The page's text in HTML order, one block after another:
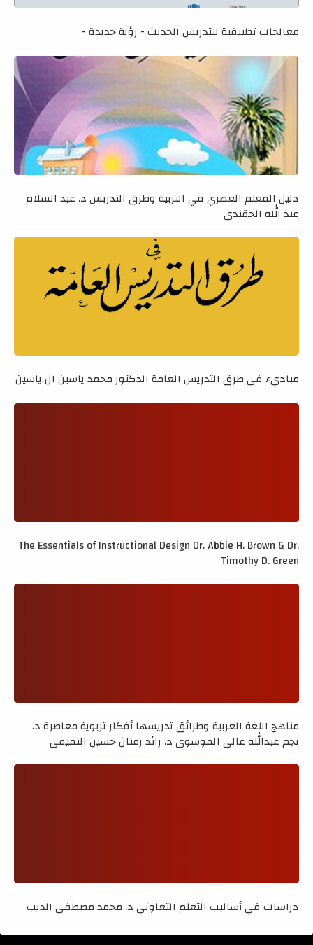
معالجات تطبيقية للتدريس الحديث - رؤية جديدة -
دليل المعلم العصري في التربية وطرق التدريس د. عبد السلام
عبد الله الجقندي
مباديء في طرق التدريس العامة الدكتور محمد ياسين ال ياسين
The Essentials of Instructional Design Dr. Abbie H. Brown & Dr.
Timothy D. Green
مناهج اللغة العربية وطرائق تدريسها أفكار تربوية معاصرة د.
نجم عبدالله غالي الموسوي د. رائد رمثان حسين التميمي
دراسات في أساليب التعلم التعاوني د. محمد مصطفى الديب